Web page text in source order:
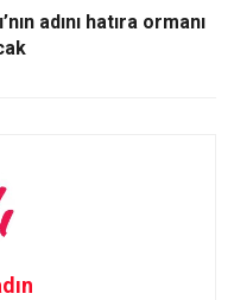
adını hatıra ormanı